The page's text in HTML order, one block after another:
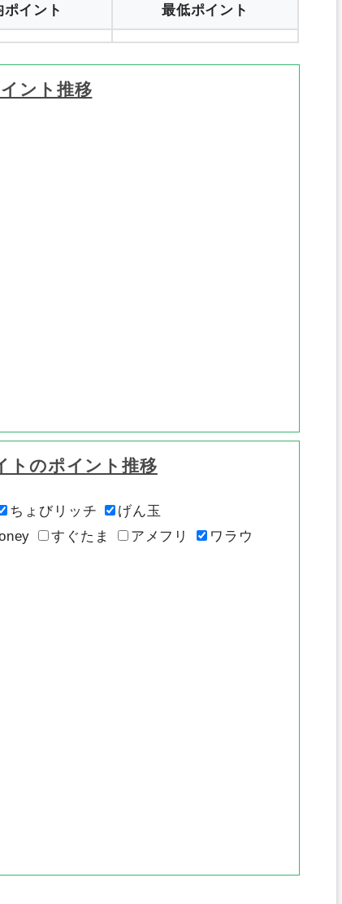
ポイント 最低ポイント
ント推移
トのポイント推移
ちょびリッチ
げん玉
すぐたま アメフリ ワラウ